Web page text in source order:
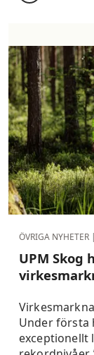
ÖVRIGA NYHETER |
UPM Skog
Under första
exceptionellt